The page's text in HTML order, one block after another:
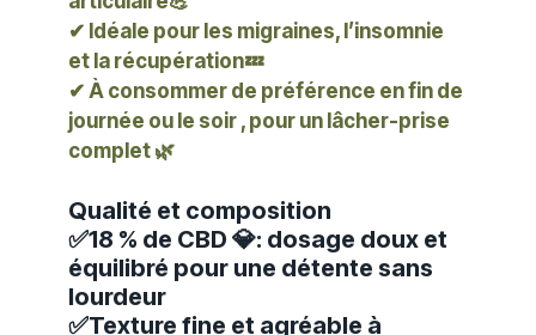
✔ Idéale pour les migraines, l’insomnie
et la récupération💤
✔ À consommer de préférence en fin de
journée ou le soir , pour un lâcher-prise
complet 🌿
Qualité et composition
✅18 % de CBD 💎: dosage doux et
équilibré pour une détente sans
lourdeur
✅Texture fine et agréable à